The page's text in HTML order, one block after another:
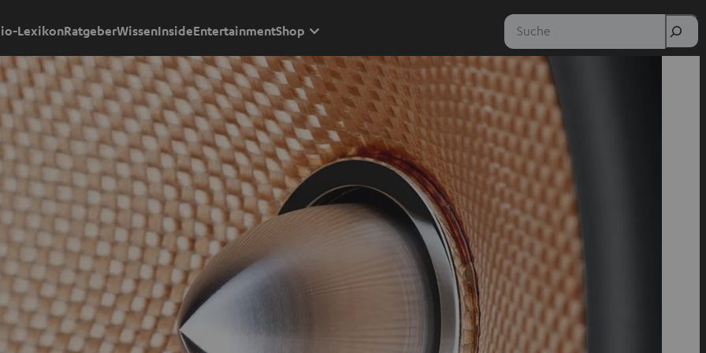
LexikonRatgeberWissenInsideEntertainmentShop Suche